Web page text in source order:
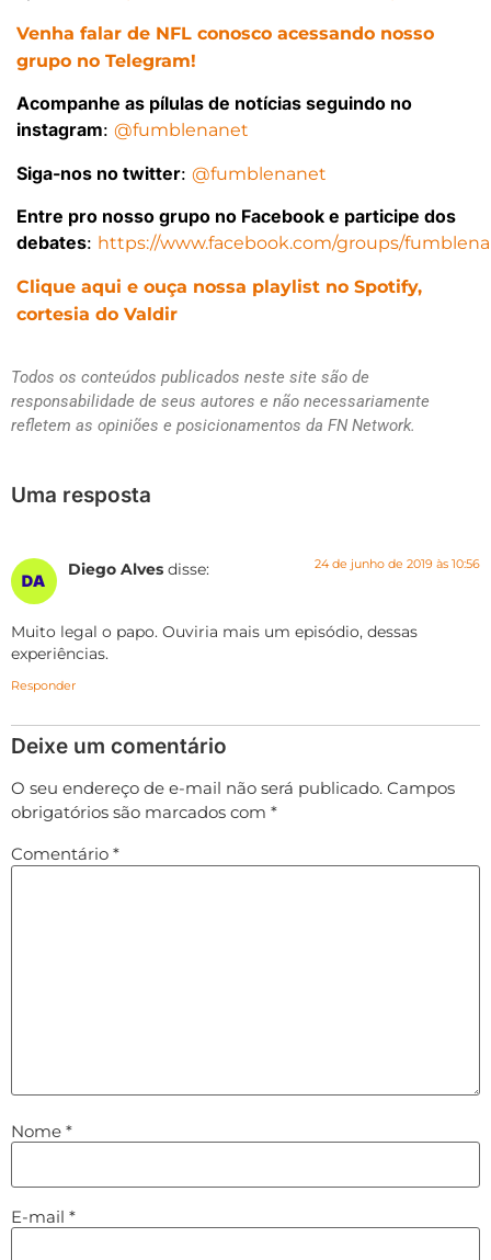
Venha falar de NFL conosco acessando nosso
grupo no Telegram!
Acompanhe as pílulas de notícias seguindo no
instagram: @fumblenanet
Siga-nos no twitter: @fumblenanet
Entre pro nosso grupo no Facebook e participe dos
debates: https://www.facebook.com/groups/
Clique aqui e ouça nossa playlist no Spotify,
cortesia do Valdir
Todos os conteúdos publicados neste site são de
responsabilidade de seus autores e não necessariamente
refletem as opiniões e posicionamentos da FN Network.
Uma resposta
Diego Alves disse: 24 de junho de 2019 às 10:56
Muito legal o papo. Ouviria mais um episódio, dessas
experiências.
Responder
Deixe um comentário
O seu endereço de e-mail não será publicado. Campos
obrigatórios são marcados com *
Comentário *
Nome *
E-mail *